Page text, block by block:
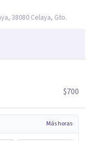
a las necesidades de
de forma online.
directamente desde mi
38080 Celaya, Gto.
$700
Más horas